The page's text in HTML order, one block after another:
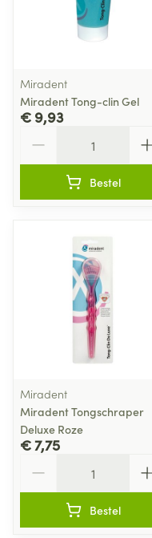
Miradent
Miradent Tong-clin Gel
€ 9,93
Bestel
Miradent
Miradent Tongschraper
Deluxe Roze
€ 7,75
Bestel